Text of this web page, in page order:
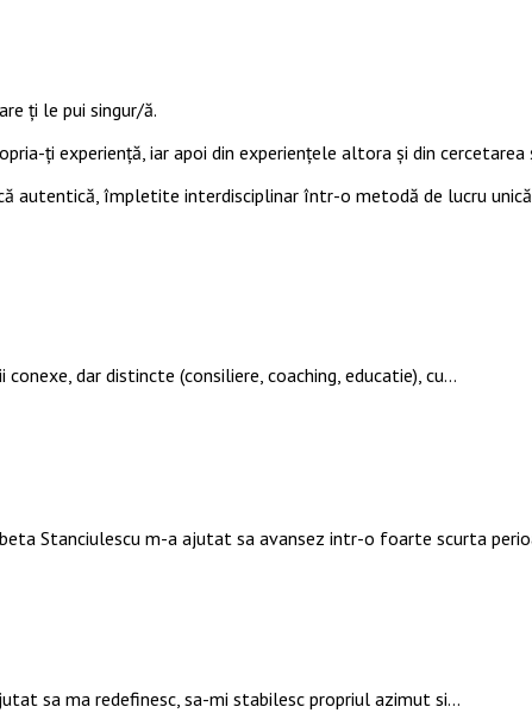
ți le pui singur/ă.
ți experiență, iar apoi din experiențele altora și din
autentică, împletite interdisciplinar într-o metodă de lucru unică
dar distincte (consiliere, coaching, educatie), cu…
Stanciulescu m-a ajutat sa avansez intr-o foarte scurta
sa ma redefinesc, sa-mi stabilesc propriul azimut si…